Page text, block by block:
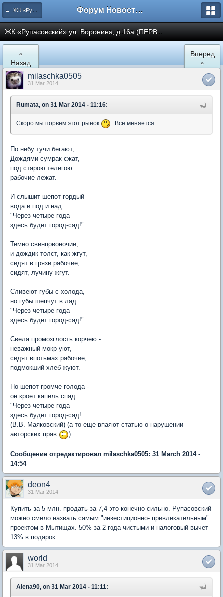
← ЖК «Рупасовский» Форум Новостройки
ЖК «Рупасовский» ул. Воронина, д.16а (ПЕРВ...
«
Назад
Вперед
»
milaschka0505
31 Mar 2014
Rumata, on 31 Mar 2014 - 11:16:
Скоро мы порвем этот рынок . Все меняется
По небу тучи бегают,
Дождями сумрак сжат,
под старою телегою
рабочие лежат.
И слышит шепот гордый
вода и под и над:
"Через четыре года
здесь будет город-сад!"
Темно свинцовоночие,
и дождик толст, как жгут,
сидят в грязи рабочие,
сидят, лучину жгут.
Сливеют губы с холода,
но губы шепчут в лад:
"Через четыре года
здесь будет город-сад!"
Свела промозглость корчею -
неважный мокр уют,
сидят впотьмах рабочие,
подмокший хлеб жуют.
Но шепот громче голода -
он кроет капель спад:
"Через четыре года
здесь будет город-сад!...
(В.В. Маяковский) (а то еще впаяют статью о нарушении
авторских прав
)
Сообщение отредактировал milaschka0505: 31 March 2014 -
14:54
deon4
31 Mar 2014
Купить за 5 млн. продать за 7,4 это конечно сильно. Рупасовский
можно смело назвать самым "инвестиционно- привлекательным"
проектом в Мытищах. 50% за 2 года чистыми и налоговый вычет
13% в подарок.
world
31 Mar 2014
Alena90, on 31 Mar 2014 - 11:11: